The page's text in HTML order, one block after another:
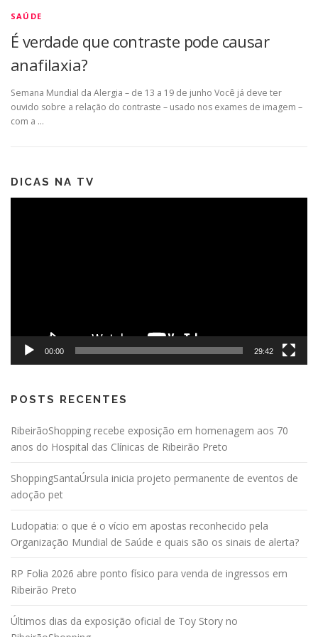
SAÚDE
É verdade que contraste pode causar
anafilaxia?
Semana Mundial da Alergia – de 13 a 19 de junho Você já deve ter
ouvido sobre a relação do contraste – usado nos exames de imagem –
com a …
DICAS NA TV
00:00 29:42
POSTS RECENTES
RibeirãoShopping recebe exposição em homenagem aos 70
anos do Hospital das Clínicas de Ribeirão Preto
ShoppingSantaÚrsula inicia projeto permanente de eventos de
adoção pet
Ludopatia: o que é o vício em apostas reconhecido pela
Organização Mundial de Saúde e quais são os sinais de alerta?
RP Folia 2026 abre ponto físico para venda de ingressos em
Ribeirão Preto
Últimos dias da exposição oficial de Toy Story no